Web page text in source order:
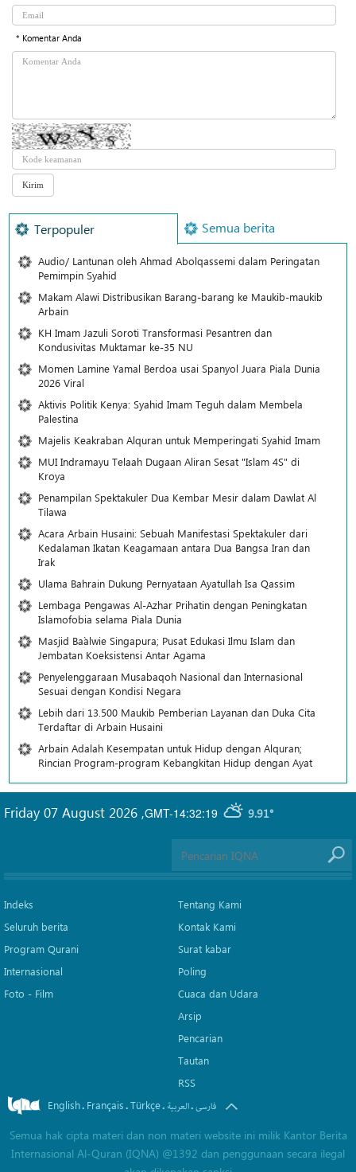
* Komentar Anda
Terpopuler Semua berita
Audio/ Lantunan oleh Ahmad Abolqassemi dalam Peringatan
Pemimpin Syahid
Makam Alawi Distribusikan Barang-barang ke Maukib-maukib
Arbain
KH Imam Jazuli Soroti Transformasi Pesantren dan
Kondusivitas Muktamar ke-35 NU
Momen Lamine Yamal Berdoa usai Spanyol Juara Piala Dunia
2026 Viral
Aktivis Politik Kenya: Syahid Imam Teguh dalam Membela
Palestina
Majelis Keakraban Alquran untuk Memperingati Syahid Imam
MUI Indramayu Telaah Dugaan Aliran Sesat "Islam 4S" di
Kroya
Penampilan Spektakuler Dua Kembar Mesir dalam Dawlat Al
Tilawa
Acara Arbain Husaini: Sebuah Manifestasi Spektakuler dari
Kedalaman Ikatan Keagamaan antara Dua Bangsa Iran dan
Irak
Ulama Bahrain Dukung Pernyataan Ayatullah Isa Qassim
Lembaga Pengawas Al-Azhar Prihatin dengan Peningkatan
Islamofobia selama Piala Dunia
Masjid Ba`alwie Singapura; Pusat Edukasi Ilmu Islam dan
Jembatan Koeksistensi Antar Agama
Penyelenggaraan Musabaqoh Nasional dan Internasional
Sesuai dengan Kondisi Negara
Lebih dari 13.500 Maukib Pemberian Layanan dan Duka Cita
Terdaftar di Arbain Husaini
Arbain Adalah Kesempatan untuk Hidup dengan Alquran;
Rincian Program-program Kebangkitan Hidup dengan Ayat
GMT-14:32:19 9.91°
Friday 07 August 2026 ,
Indeks
Seluruh berita
Program Qurani
Internasional
Foto - Film
Tentang Kami
Kontak Kami
Surat kabar
Poling
Cuaca dan Udara
Arsip
Pencarian
Tautan
RSS
English. Français.Türkçe. العربیة.فارسی
Semua hak cipta materi dan non materi website ini milik Kantor Berita
Internasional Al-Quran (IQNA) @1392 dan penggunaan secara ilegal